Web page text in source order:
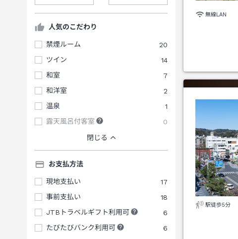
人気のこだわり
禁煙ルーム
20
ツイン
14
和室
7
和洋室
2
温泉
1
露天風呂付客室
0
閉じる
お支払方法
現地支払い
17
事前支払い
18
JTBトラベルギフト利用可
6
たびたびバンク利用可
6
無線LAN
駅徒歩5分